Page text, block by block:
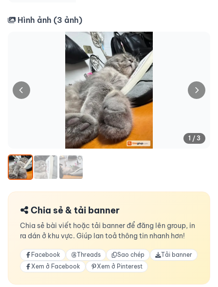
Hình ảnh (3 ảnh)
1 / 3
Chia sẻ & tải banner
Chia sẻ bài viết hoặc tải banner để đăng lên group, in
ra dán ở khu vực. Giúp lan toả thông tin nhanh hơn!
Facebook Threads Sao chép
Tải banner
Xem ở Facebook
Xem ở Pinterest